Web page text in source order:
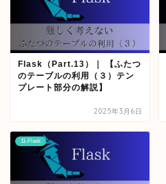
Flask（Part.13）｜ 【ふたつ
のテーブルの利用（３）テン
プレート部分の解説】
2025年3月6日
11-Flask